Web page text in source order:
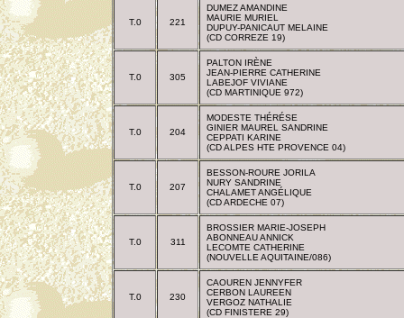
T.0 221
DUMEZ AMANDINE
MAURIE MURIEL
DUPUY-PANICAUT MELAINE
(CD CORREZE 19)
T.0 305
PALTON IRÈNE
JEAN-PIERRE CATHERINE
LABEJOF VIVIANE
(CD MARTINIQUE 972)
T.0 204
MODESTE THÉRÉSE
GINIER MAUREL SANDRINE
CEPPATI KARINE
(CD ALPES HTE PROVENCE 04)
T.0 207
BESSON-ROURE JORILA
NURY SANDRINE
CHALAMET ANGÉLIQUE
(CD ARDECHE 07)
T.0 311
BROSSIER MARIE-JOSEPH
ABONNEAU ANNICK
LECOMTE CATHERINE
(NOUVELLE AQUITAINE/086)
T.0 230
CAOUREN JENNYFER
CERBON LAUREEN
VERGOZ NATHALIE
(CD FINISTERE 29)